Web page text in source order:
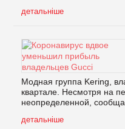
детальніше
Модная группа Kering,
квартале. Несмотря на
неопределенной,
детальніше